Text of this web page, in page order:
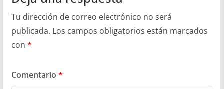
Tu dirección de correo electrónico no será
publicada. Los campos obligatorios están marcados
con *
Comentario *